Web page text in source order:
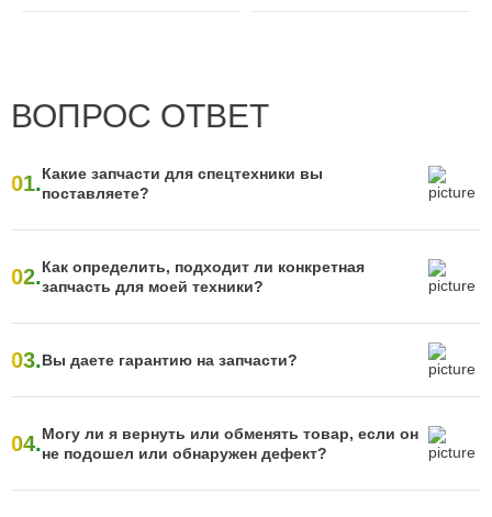
ВОПРОС ОТВЕТ
01.Какие запчасти для спецтехники вы
поставляете?
02.Как определить, подходит ли конкретная
запчасть для моей техники?
03.Вы даете гарантию на запчасти?
04.Могу ли я вернуть или обменять товар, если он
не подошел или обнаружен дефект?